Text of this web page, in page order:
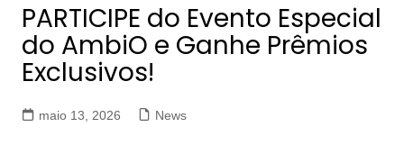
PARTICIPE do Evento Especial
do AmbiO e Ganhe Prêmios
Exclusivos!
maio 13, 2026 News